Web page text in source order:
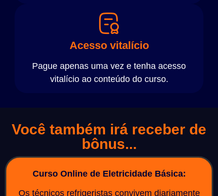
Acesso vitalício
Pague apenas uma vez e tenha acesso
vitalício ao conteúdo do curso.
Você também irá receber de
bônus...
Curso Online de Eletricidade Básica:
Os técnicos refrigeristas convivem diariamente